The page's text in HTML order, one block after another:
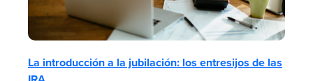
La introducción a la jubilación: los entresijos de las